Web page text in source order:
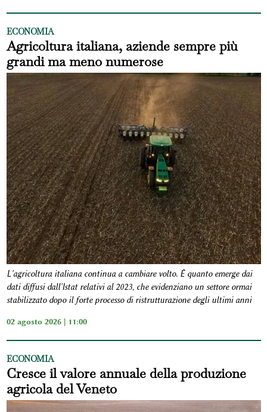
ECONOMIA
Agricoltura italiana, aziende sempre più
grandi ma meno numerose
L'agricoltura italiana continua a cambiare volto. È quanto emerge dai
dati diffusi dall'Istat relativi al 2023, che evidenziano un settore ormai
stabilizzato dopo il forte processo di ristrutturazione degli ultimi anni
02 agosto 2026 | 11:00
ECONOMIA
Cresce il valore annuale della produzione
agricola del Veneto